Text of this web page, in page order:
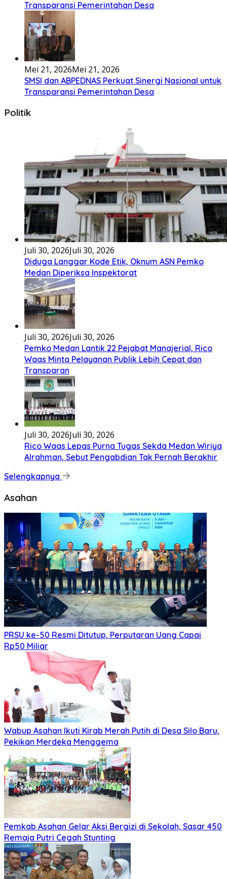
Mei 21, 2026Mei 21, 2026
SMSI dan ABPEDNAS Perkuat Sinergi Nasional untuk
Transparansi Pemerintahan Desa
Politik
Juli 30, 2026Juli 30, 2026
Diduga Langgar Kode Etik, Oknum ASN Pemko
Medan Diperiksa Inspektorat
Juli 30, 2026Juli 30, 2026
Pemko Medan Lantik 22 Pejabat Manajerial, Rico
Waas Minta Pelayanan Publik Lebih Cepat dan
Transparan
Juli 30, 2026Juli 30, 2026
Rico Waas Lepas Purna Tugas Sekda Medan Wiriya
Alrahman, Sebut Pengabdian Tak Pernah Berakhir
Selengkapnya
Asahan
PRSU ke-50 Resmi Ditutup, Perputaran Uang Capai
Rp50 Miliar
Wabup Asahan Ikuti Kirab Merah Putih di Desa Silo Baru,
Pekikan Merdeka Menggema
Pemkab Asahan Gelar Aksi Bergizi di Sekolah, Sasar 450
Remaja Putri Cegah Stunting
Pemkab Asahan Resmikan Layanan Administrasi